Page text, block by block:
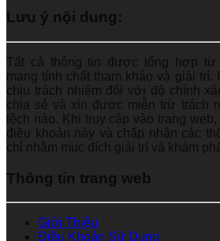
Lưu ý nội dung:
Tất cả thông tin được tổng hợp từ
mang tính chất tham khảo và giải trí.
chịu trách nhiệm đối với độ chính
chia sẻ và xin được miễn trừ trách
lệch nào. Khi truy cập vào trang
điều khoản này và chấp nhận các
chỉ nhằm mục đích giải trí và khám
Thông tin trang web
Giới Thiệu
Điều Khoản Sử Dụng